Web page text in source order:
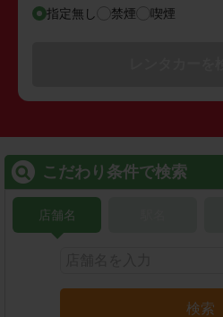
指定無し 禁煙 喫煙
こだわり条件で検索
店舗名
検索